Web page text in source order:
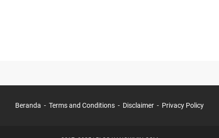
Beranda Terms and Conditions Disclaimer Privacy Policy